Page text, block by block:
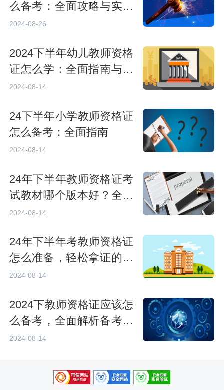
么备考：全面攻略与实用
技巧
2024-08-26
2024下半年幼儿教师资格
证怎么学：全面指南与备
考策略
2024-08-14
24下半年小学教师资格证
怎么备考：全面指南
2024-08-14
24年下半年教师资格证考
试教材哪个版本好？全面
解析与推荐
2024-08-14
24年下半年考教师资格证
怎么准备，轻松拿证的全
攻略
2024-08-14
2024下教师资格证应该怎
么备考，全面解析备考策
略
2024-08-14